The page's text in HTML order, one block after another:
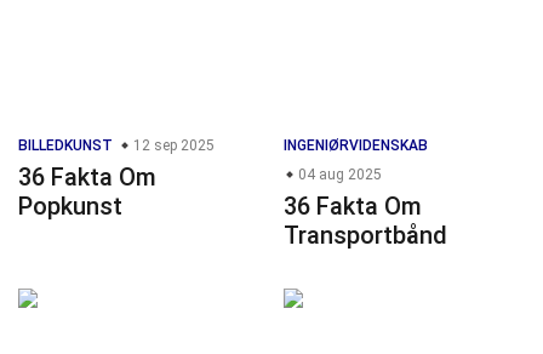
BILLEDKUNST 12 sep 2025
36 Fakta Om
Popkunst
INGENIØRVIDENSKAB
04 aug 2025
36 Fakta Om
Transportbånd